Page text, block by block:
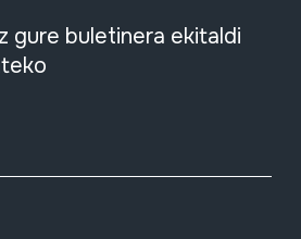
gure buletinera ekitaldi